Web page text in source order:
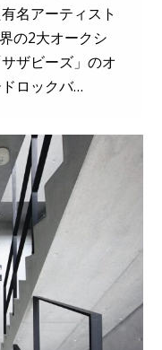
名アーティスト
の2大オークシ
ザビーズ」のオ
ロックバ…